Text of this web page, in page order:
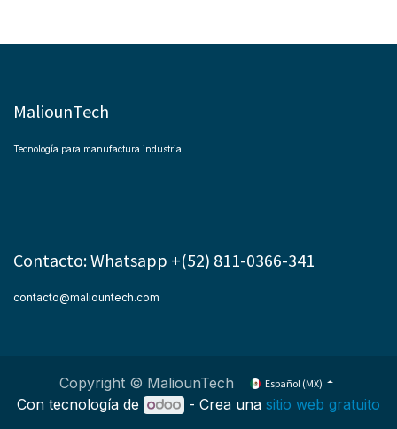
MaliounTech
Tecnología para manufactura industrial
Contacto: Whatsapp +(52) 811-0366-341
contacto@maliountech.com
Copyright © MaliounTech Español (MX)
Con tecnología de - Crea unasitio web gratuito